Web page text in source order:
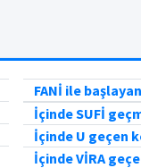
FANİ ile
İçinde SUFİ
İçinde U geçen
İçinde VİRA